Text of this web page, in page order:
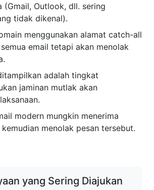
(Gmail, Outlook, dll. sering
tidak dikenal).
menggunakan alamat catch-all
email tetapi akan menolak
adalah tingkat
jaminan mutlak akan
modern mungkin menerima
menolak pesan tersebut.
yang Sering Diajukan